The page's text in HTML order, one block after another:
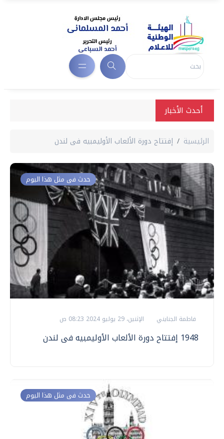
أحدث الأخبار
الرئيسية إفتتاح دورة الألعاب الأوليمبيه فى لندن
حدث فى مثل هذا اليوم
فاطمة الجنايني الإثنين، 29 يوليو 2024 08:23 ص
1948 إفتتاح دورة الألعاب الأوليمبيه فى لندن
حدث فى مثل هذا اليوم